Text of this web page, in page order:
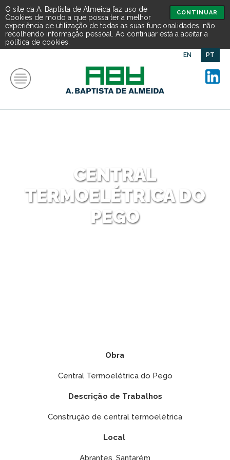
CONTINUAR
O site da A. Baptista de Almeida faz uso de
Cookies de modo a que possa ter a melhor
experiência de utilização de todas as suas funcionalidades, não
recolhendo informação pessoal. Ao continuar está a aceitar a
política de cookies.
EN PT
CENTRAL
TERMOELÉTRICA DO
PEGO
Obra
Central Termoelétrica do Pego
Descrição de Trabalhos
Construção de central termoelétrica
Local
Abrantes, Santarém